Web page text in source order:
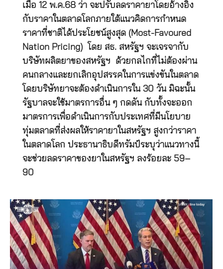
เมื่อ 12 พ.ค.68 ว่า จะปรับลดราคายาโดยอ้างอิง
กับราคาในตลาดโลกภายใต้แนวคิดการกำหนด
ราคาที่ชาติได้ประโยชน์สูงสุด (Most-Favoured
Nation Pricing) โดย สธ. สหรัฐฯ จะเจรจากับ
บริษัทผลิตยาของสหรัฐฯ ด้วยกลไกที่ไม่ต้องผ่าน
คนกลางและยกเลิกอุปสรรคในการแข่งขันในตลาด
โดยบริษัทยาจะต้องดำเนินการใน 30 วัน มิฉะนั้น
รัฐบาลจะใช้มาตรการอื่น ๆ กดดัน กับทั้งจะออก
มาตรการเพื่อดำเนินการกับประเทศที่มีนโยบาย
ทุ่มตลาดที่ส่งผลให้ราคายาในสหรัฐฯ สูงกว่าราคา
ในตลาดโลก ประธานาธิบดีทรัมป์ระบุว่าแนวทางนี้
จะช่วยลดราคาของยาในสหรัฐฯ ลงร้อยละ 59–
90